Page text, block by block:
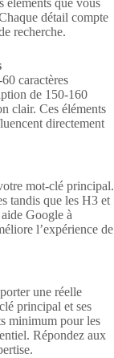
éléments que vous
détail compte
recherche.
caractères
de 150-160
clair. Ces éléments
directement
mot-clé principal.
tandis que les H3 et
Google à
l’expérience de
une réelle
principal et ses
minimum pour les
Répondez aux